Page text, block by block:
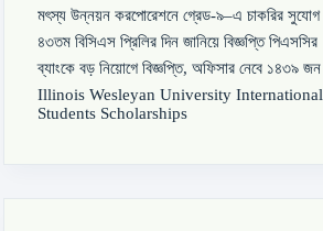
মৎস্য উন্নয়ন করপোরেশনে গ্রেড-৯–এ চাকরির সুযোগ
৪৩তম বিসিএস প্রিলির দিন জানিয়ে বিজ্ঞপ্তি পিএসসির
ব্যাংকে বড় নিয়োগে বিজ্ঞপ্তি, অফিসার নেবে ১৪৩৯ জন
Illinois Wesleyan University International
Students Scholarships